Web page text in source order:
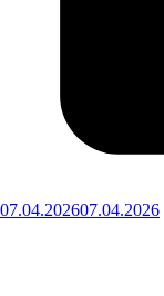
07.04.202607.04.2026